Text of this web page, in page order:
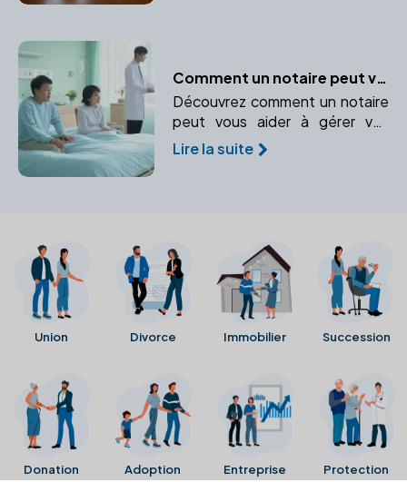
Comment un notaire peut vous aider en cas d'incapacité temporaire
Découvrez comment un notaire
peut vous aider à gérer vos
biens et vos intérêts en cas
d'incapacité temporaire.
Lire la suite
Union Divorce Immobilier Succession
Donation Adoption Entreprise Protection